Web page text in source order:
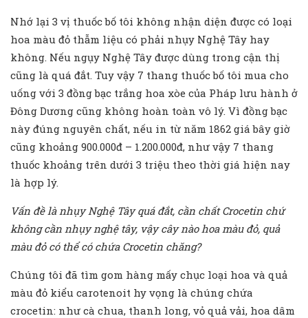
Nhớ lại 3 vị thuốc bố tôi không nhận diện được có loại
hoa màu đỏ thẫm liệu có phải nhụy Nghệ Tây hay
không. Nếu ngụy Nghệ Tây được dùng trong cận thị
cũng là quá đắt. Tuy vậy 7 thang thuốc bố tôi mua cho
uống với 3 đồng bạc trắng hoa xòe của Pháp lưu hành ở
Đông Dương cũng không hoàn toàn vô lý. Vì đồng bạc
này đúng nguyên chất, nếu in từ năm 1862 giá bây giờ
cũng khoảng 900.000đ – 1.200.000đ, như vậy 7 thang
thuốc khoảng trên dưới 3 triệu theo thời giá hiện nay
là hợp lý.
Vấn đề là nhụy Nghệ Tây quá đắt, cần chất Crocetin chứ
không cần nhụy nghệ tây, vậy cây nào hoa màu đỏ, quả
màu đỏ có thể có chứa Crocetin chăng?
Chúng tôi đã tìm gom hàng mấy chục loại hoa và quả
màu đỏ kiểu carotenoit hy vọng là chúng chứa
crocetin: như cà chua, thanh long, vỏ quả vải, hoa dâm